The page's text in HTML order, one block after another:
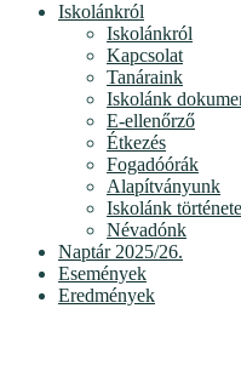
Iskolánkról
Iskolánkról
Kapcsolat
Tanáraink
Iskolánk
E-ellenőrző
Étkezés
Fogadóórák
Alapítványunk
Iskolánk története
Névadónk
Naptár 2025/26.
Események
Eredmények